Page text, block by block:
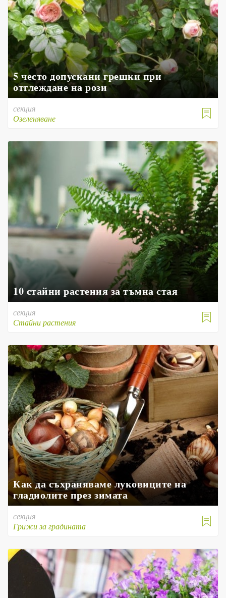
5 често допускани грешки при
отглеждане на рози

секция
Озеленяване
10 стайни растения за тъмна стая

секция
Стайни растения
Как да съхраняваме луковиците на
гладиолите през зимата

секция
Грижи за градината